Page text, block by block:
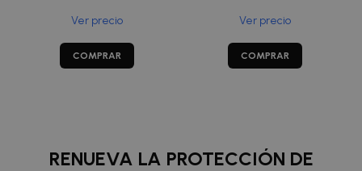
Ver precio
COMPRAR
Ver precio
COMPRAR
RENUEVA LA PROTECCIÓN DE